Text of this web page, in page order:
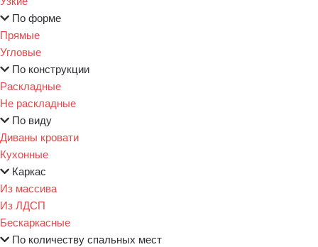
По форме
Прямые
Угловые
По конструкции
Раскладные
Не раскладные
По виду
Диваны кровати
Кухонные
Каркас
Из массива
Из ЛДСП
Бескаркасные
По количеству спальных мест